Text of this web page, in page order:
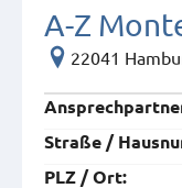
A-Z
22041
Straße /
PLZ / Ort: